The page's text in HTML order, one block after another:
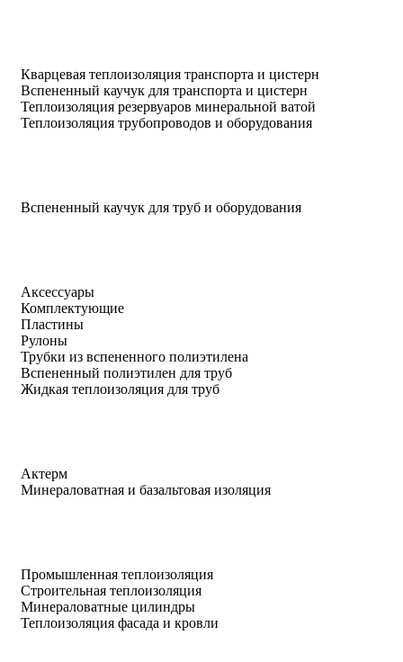
Кварцевая теплоизоляция транспорта и цистерн
Вспененный каучук для транспорта и цистерн
Теплоизоляция резервуаров минеральной ватой
Теплоизоляция трубопроводов и оборудования
Вспененный каучук для труб и оборудования
Аксессуары
Комплектующие
Пластины
Рулоны
Трубки из вспененного полиэтилена
Вспененный полиэтилен для труб
Жидкая теплоизоляция для труб
Актерм
Минераловатная и базальтовая изоляция
Промышленная теплоизоляция
Строительная теплоизоляция
Минераловатные цилиндры
Теплоизоляция фасада и кровли